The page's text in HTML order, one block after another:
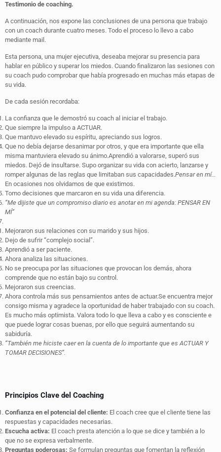
Testimonio de coaching.
A continuación, nos expone las conclusiones de una persona que trabajo
con un coach durante cuatro meses. Todo el proceso lo llevo a cabo
mediante mail.
Esta persona, una mujer ejecutiva, deseaba mejorar su presencia para
hablar en público y superar los miedos. Cuando finalizaron las sesiones con
su coach pudo comprobar que había progresado en muchas más etapas de
su vida.
De cada sesión recordaba:
La confianza que le demostró su coach al iniciar el trabajo.
Que siempre la impulso a ACTUAR.
Que mantuvo elevado su espíritu, apreciando sus logros.
Que no debía dejarse desanimar por otros, y que era importante que ella
misma mantuviera elevado su ánimo.Aprendió a valorarse, superó sus
miedos. Dejó de insultarse. Supo organizar su vida con acierto, lanzarse y
romper algunas de las reglas que limitaban sus capacidades.Pensar en mí…
En ocasiones nos olvidamos de que existimos.
Tomo decisiones que marcaron en su vida una diferencia.
“Me dijiste que un compromiso diario es anotar en mi agenda: PENSAR EN
MÍ”
Mejoraron sus relaciones con su marido y sus hijos.
Dejo de sufrir “complejo social”.
Aprendió a ser paciente.
Ahora analiza las situaciones.
No se preocupa por las situaciones que provocan los demás, ahora
comprende que no están bajo su control.
Mejoraron sus creencias.
Ahora controla más sus pensamientos antes de actuar.Se encuentra mejor
consigo misma y agradece la oportunidad de haber trabajado con su coach.
Es mucho más optimista. Valora todo lo que lleva a cabo y es consciente e
que puede lograr cosas buenas, por ello que seguirá aumentando su
sabiduría.
“También me hiciste caer en la cuenta de lo importante que es ACTUAR Y
TOMAR DECISIONES”.
Principios Clave del Coaching
Confianza en el potencial del cliente: El coach cree que el cliente tiene las
respuestas y capacidades necesarias.
Escucha activa: El coach presta atención a lo que se dice y también a lo
que no se expresa verbalmente.
Preguntas poderosas: Se formulan preguntas que fomentan la reflexión